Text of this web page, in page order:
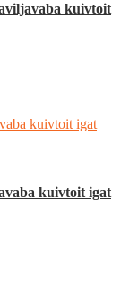
kuivtoit
kuivtoit igat